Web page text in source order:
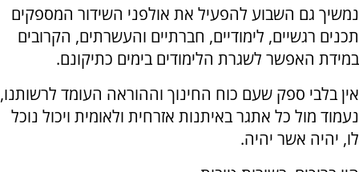
נמשיך גם השבוע להפעיל את אולפני השידור המספקים
תכנים רגשיים, לימודיים, חברתיים והעשרתים, הקרובים
במידת האפשר לשגרת הלימודים בימים כתיקונם.
אין בלבי ספק שעם כוח החינוך וההוראה העומד לרשותנו,
נעמוד מול כל אתגר באיתנות אזרחית ולאומית ויכול נוכל
לו, יהיה אשר יהיה.